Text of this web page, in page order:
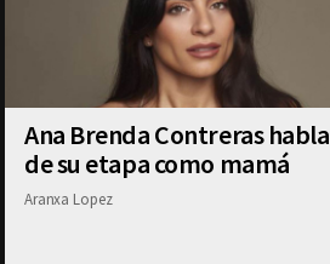
Ana Brenda Contreras habla
de su etapa como mamá
Aranxa Lopez